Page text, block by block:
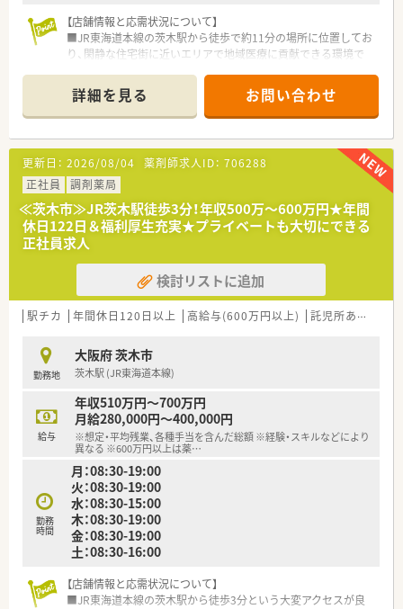
【店舗情報と応需状況について】
■JR東海道本線の茨木駅から徒歩で約11分の場所に位置してお
り、閑静な住宅街に近いエリアで地域医療に貢献できる環境で
■処方箋は近隣のむらい内科循環器内科より内科や循環器科を
中心に広域から応需しており、1日あたりの平均枚数は60枚で
す。
■常勤薬剤師1名に加えパート薬剤師6名が在籍しており、常時2
名から3名体制で協力しながら円滑に業務を進めております。
【募集背景と求める人物像について】
■地域に根ざした質の高い医療サービスを継続して提供するた
めの定期採用であり、将来を見据えて共に成長できる方を急募し
ています。
■患者様とのコミュニケーションを大切にし、処方元との良好な
関係性を築きながら業務に取り組める誠実な人物像を求めてお
■未経験やブランクがある方でも、大手ならではの教育システム
を活用して、一から専門性を身につけたいという意欲的な方を歓
【法人特徴について】
■全国に722店舗を展開する業界屈指の大手チェーンであり、
95％がマンツーマン出店のため処方元との深い連携が大きな強
みです。
■JR西日本やローソンとのコラボ店舗開発など、調剤薬局の枠
を超えた戦略的な事業展開を積極的に行っている先進的な企業
■「教育のクオール」と評されるほど研修制度に注力しており、5
年先や10年先も第一線で活躍できる薬剤師の育成を掲げていま
す。
詳細を見る お問い合わせ
更新日： 2026/08/04 薬剤師求人ID： 706288
正社員
調剤薬局
≪茨木市≫JR茨木駅徒歩3分！年収500万～600万円★年間
休日122日＆福利厚生充実★プライベートも大切にできる
正社員求人
検討リストに追加
駅チカ 年間休日120日以上 高給与(600万円以上) 託児所あり
勤務地
大阪府 茨木市
茨木駅 (JR東海道本線)
給与
年収510万円～700万円
月給280,000円～400,000円
※想定・平均残業、各種手当を含んだ総額 ※経験・スキルなどにより
異なる ※600万円以上は薬…
勤務
時間
月：08:30-19:00
火：08:30-19:00
水：08:30-15:00
木：08:30-19:00
金：08:30-19:00
土：08:30-16:00
【店舗情報と応需状況について】
■JR東海道本線の茨木駅から徒歩3分という大変アクセスが良